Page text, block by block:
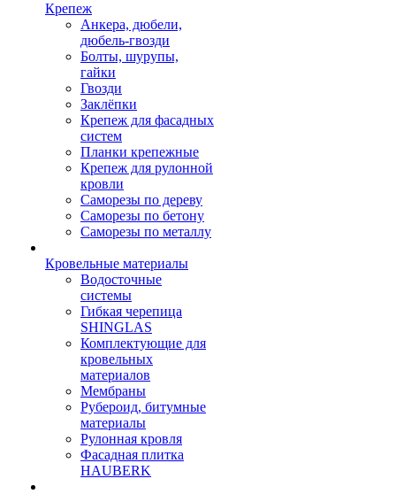
Крепеж
Анкера, дюбели,
дюбель-гвозди
Болты, шурупы,
гайки
Гвозди
Заклёпки
Крепеж для фасадных
систем
Планки крепежные
Крепеж для рулонной
кровли
Саморезы по дереву
Саморезы по бетону
Саморезы по металлу
Кровельные материалы
Водосточные
системы
Гибкая черепица
SHINGLAS
Комплектующие для
кровельных
материалов
Мембраны
Рубероид, битумные
материалы
Рулонная кровля
Фасадная плитка
HAUBERK